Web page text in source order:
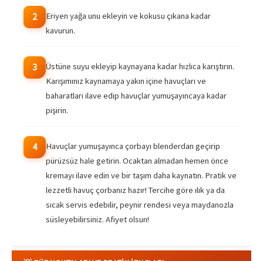
2
Eriyen yağa unu ekleyin ve kokusu çıkana kadar
kavurun.
3
Üstüne suyu ekleyip kaynayana kadar hızlıca karıştırın.
Karışımınız kaynamaya yakın içine havuçları ve
baharatları ilave edip havuçlar yumuşayıncaya kadar
pişirin.
4
Havuçlar yumuşayınca çorbayı blenderdan geçirip
pürüzsüz hale getirin. Ocaktan almadan hemen önce
kremayı ilave edin ve bir taşım daha kaynatın. Pratik ve
lezzetli havuç çorbanız hazır! Tercihe göre ılık ya da
sıcak servis edebilir, peynir rendesi veya maydanozla
süsleyebilirsiniz. Afiyet olsun!